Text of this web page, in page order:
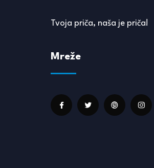
Tvoja priča, naša je priča!
Mreže